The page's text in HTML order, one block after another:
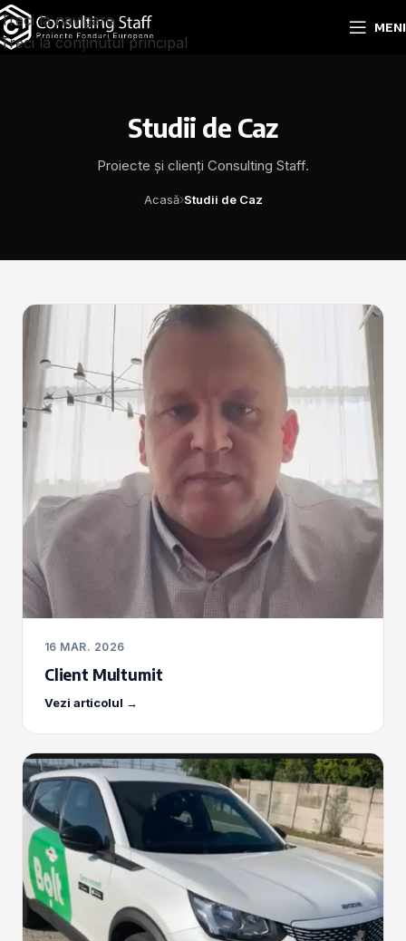
Treci la navigare
Treci la conținutul principal
Studii de Caz
Proiecte și clienți Consulting Staff.
Acasă›Studii de Caz
16 MAR. 2026
Client Multumit
Vezi articolul →